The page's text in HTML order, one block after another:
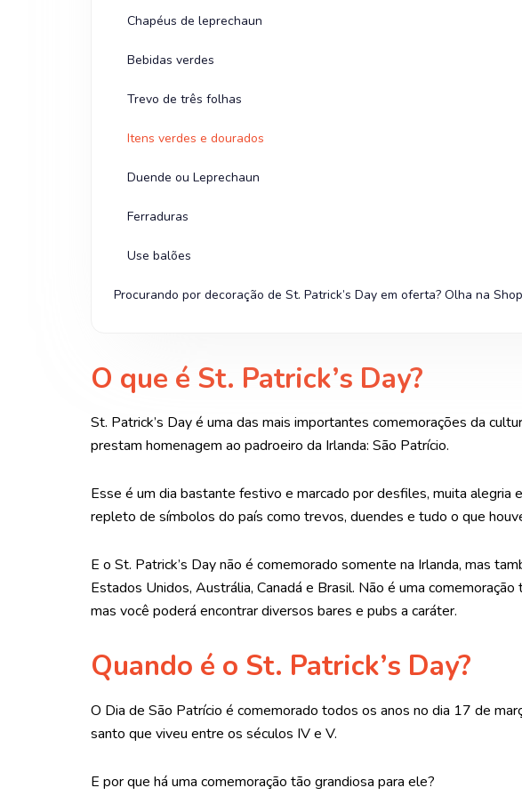
Chapéus de leprechaun
Bebidas verdes
Trevo de três folhas
Itens verdes e dourados
Duende ou Leprechaun
Ferraduras
Use balões
Procurando por decoração de St. Patrick’s Day em oferta? Olha na
O que é St. Patrick’s Day?
St. Patrick’s Day é uma das mais importantes comemorações da
prestam homenagem ao padroeiro da Irlanda: São Patrício.
Esse é um dia bastante festivo e marcado por desfiles, muita alegria
repleto de símbolos do país como trevos, duendes e tudo o que
E o St. Patrick’s Day não é comemorado somente na Irlanda, mas
Estados Unidos, Austrália, Canadá e Brasil. Não é uma
mas você poderá encontrar diversos bares e pubs a caráter.
Quando é o St. Patrick’s Day?
O Dia de São Patrício é comemorado todos os anos no dia 17 de
santo que viveu entre os séculos IV e V.
E por que há uma comemoração tão grandiosa para ele?